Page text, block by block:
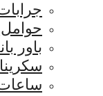
حوامل
باور